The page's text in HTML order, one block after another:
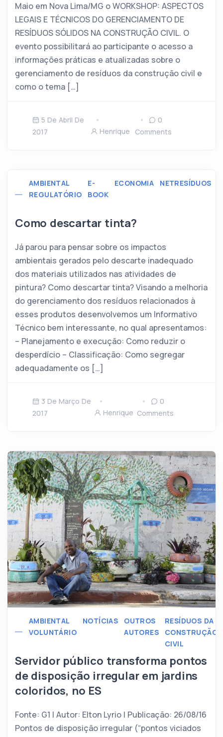
Maio em Nova Lima/MG o WORKSHOP: ASPECTOS
LEGAIS E TÉCNICOS DO GERENCIAMENTO DE
RESÍDUOS SÓLIDOS NA CONSTRUÇÃO CIVIL. O
evento possibilitará ao participante o acesso a
informações práticas e atualizadas sobre o
gerenciamento de resíduos da construção civil e
como o tema […]
5 De Abril De
2017
Henrique
0
Comments
AMBIENTAL
REGULATÓRIO
E-
BOOK
ECONOMIA NETRESÍDUOS
Como descartar tinta?
Já parou para pensar sobre os impactos
ambientais gerados pelo descarte inadequado
dos materiais utilizados nas atividades de
pintura? Como descartar tinta? Visando a melhoria
do gerenciamento dos resíduos relacionados à
esses produtos desenvolvemos um Informativo
Técnico bem interessante, no qual apresentamos:
– Planejamento e execução: Como reduzir o
desperdício – Classificação: Como segregar
adequadamente os […]
3 De Março De
2017
Henrique
0
Comments
AMBIENTAL
VOLUNTÁRIO
NOTÍCIAS
OUTROS
AUTORES
RESÍDUOS DA
CONSTRUÇÃO
CIVIL
Servidor público transforma pontos
de disposição irregular em jardins
coloridos, no ES
Fonte: G1 | Autor: Elton Lyrio | Publicação: 26/08/16
Pontos de disposição irregular (“pontos viciados